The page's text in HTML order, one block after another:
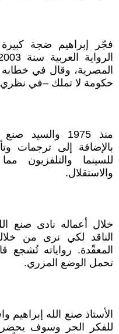
فجّر إبراهيم ضجة
المصرية، وقال في
حكومة لا تملك –في
منذ 1975
بالإضافة إلى ترجمات
للسينما والتلفزيون
والاستقلال.
خلال أعماله نادى صنع
الناقد لكي نرى من
المعقّدة. رواياته تُشجع
تحمل الوضع المزري.
الأستاذ صنع الله